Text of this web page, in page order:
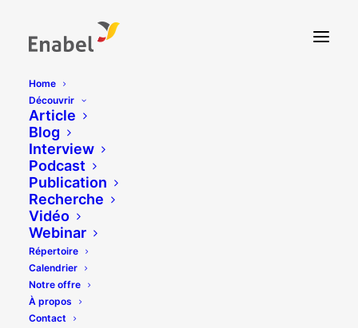
Home
Découvrir
Article
Blog
Interview
Podcast
Publication
Recherche
Vidéo
Webinar
Répertoire
Calendrier
Notre offre
À propos
Contact